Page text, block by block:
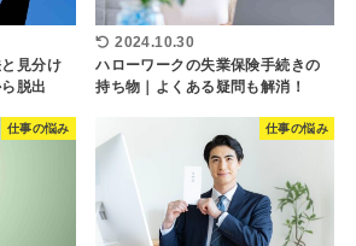
見分け
脱出
2024.10.30
ハローワークの失業保険手続きの
持ち物｜よくある疑問も解消！
仕事の悩み 仕事の悩み